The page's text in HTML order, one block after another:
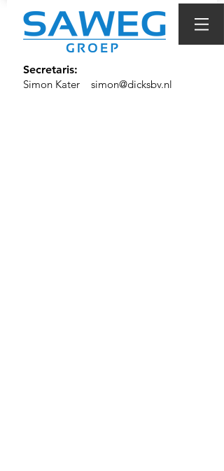
Secretaris:
Simon Kater
simon@dicksbv.nl